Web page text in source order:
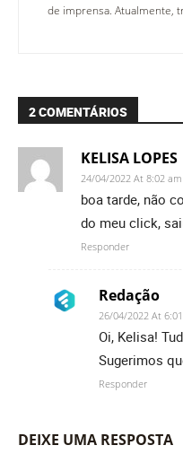
de imprensa. Atualmente,
2 COMENTÁRIOS
KELISA LOPES
24/04/2022 At 8:02 am
boa tarde, não
do meu click,
Responder
Redação
26/04/2022 At
Oi, Kelisa!
Sugerimos
Responder
DEIXE UMA RESPOSTA